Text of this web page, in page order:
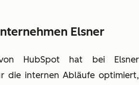
Elsner
HubSpot hat bei Elsner
die internen Abläufe optimiert,